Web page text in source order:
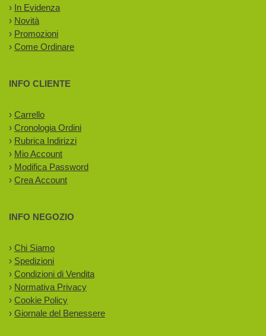
› In Evidenza
› Novità
› Promozioni
› Come Ordinare
INFO CLIENTE
› Carrello
› Cronologia Ordini
› Rubrica Indirizzi
› Mio Account
› Modifica Password
› Crea Account
INFO NEGOZIO
› Chi Siamo
› Spedizioni
› Condizioni di Vendita
› Normativa Privacy
› Cookie Policy
› Giornale del Benessere